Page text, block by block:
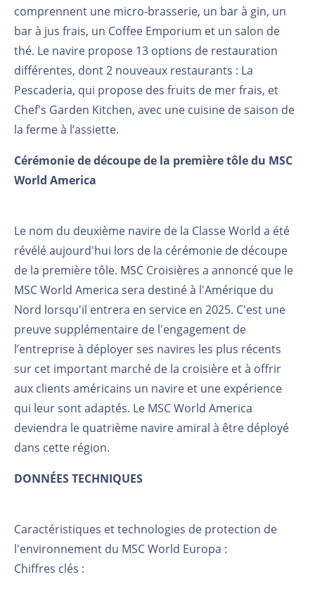
comprennent une micro-brasserie, un bar à gin, un
bar à jus frais, un Coffee Emporium et un salon de
thé. Le navire propose 13 options de restauration
différentes, dont 2 nouveaux restaurants : La
Pescaderia, qui propose des fruits de mer frais, et
Chef's Garden Kitchen, avec une cuisine de saison de
la ferme à l’assiette.
Cérémonie de découpe de la première tôle du MSC
World America
Le nom du deuxième navire de la Classe World a été
révélé aujourd'hui lors de la cérémonie de découpe
de la première tôle. MSC Croisières a annoncé que le
MSC World America sera destiné à l'Amérique du
Nord lorsqu'il entrera en service en 2025. C'est une
preuve supplémentaire de l'engagement de
l’entreprise à déployer ses navires les plus récents
sur cet important marché de la croisière et à offrir
aux clients américains un navire et une expérience
qui leur sont adaptés. Le MSC World America
deviendra le quatrième navire amiral à être déployé
dans cette région.
DONNÉES TECHNIQUES
Caractéristiques et technologies de protection de
l'environnement du MSC World Europa :
Chiffres clés :